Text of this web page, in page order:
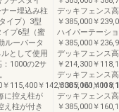
ー埋込み柱
イプ）3型
イプ6型（蜜
ルーバータ
として使用
1000の2サ
115,400￥142,300￥161,400
に控え柱が
柱が付き
デッキフェンス
￥385,000￥
ハイパーテーシ
￥385,000￥
デッキフェンス
￥214,300￥
デッキフェンス
￥385,000￥
デッキフェンス
￥385,000￥